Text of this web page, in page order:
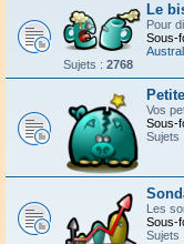
Le
Pour
Sous-
Sujets : 2768
Vos
Sous-
Sujets :
Les
Sous-
Sujets :